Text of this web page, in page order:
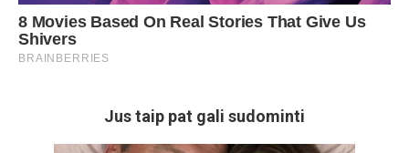
Jus taip pat gali sudominti